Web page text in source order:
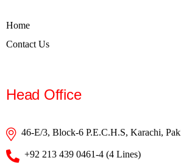
Home
Contact Us
Head Office
46-E/3, Block-6 P.E.C.H.S, Karachi,
+92 213 439 0461-4 (4 Lines)